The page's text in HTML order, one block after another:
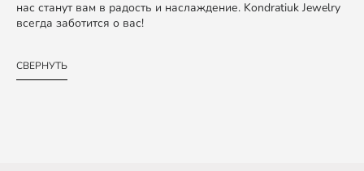
нас станут вам в радость и наслаждение. Kondratiuk Jewelry
всегда заботится о вас!
СВЕРНУТЬ